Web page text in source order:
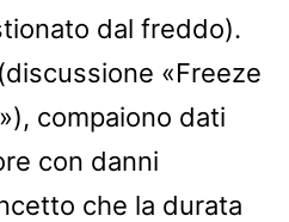
dal freddo).
«Freeze
compaiono dati
con danni
che la durata